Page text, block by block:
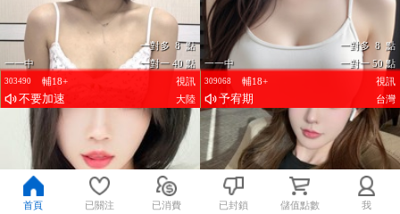
一一中
一對多 8 點
一對一 40 點
輔18+
視訊
303490
不要加速 大陸
一一中
一對多 8 點
一對一 50 點
輔18+
視訊
309068
予宥期 台灣
首頁 已關注 已消費 已封鎖 儲值點數 我